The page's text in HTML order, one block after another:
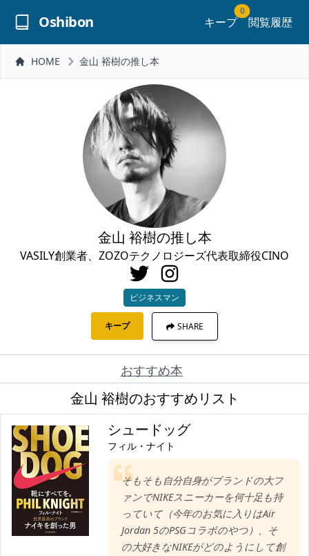
Oshibon キープ
0
閲覧履歴
HOME 金山 裕樹の推し本
金山 裕樹の推し本
VASILY創業者、ZOZOテクノロジーズ代表取締役CINO
ビジネスマン
キープ SHARE
おすすめ本
金山 裕樹のおすすめリスト
シュードッグ
フィル・ナイト
そもそも自分自身がブランドの大フ
ァンでNIKEスニーカーを何十足も持
っていて（今年のお気に入りはAir
Jordan 5のPSGコラボのやつ）、そ
の大好きなNIKEがどのようにして創